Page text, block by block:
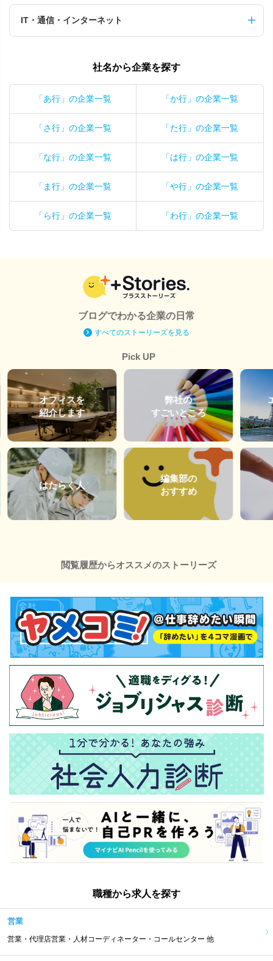
IT・通信・インターネット
社名から企業を探す
「あ行」の企業一覧 「か行」の企業一覧
「さ行」の企業一覧 「た行」の企業一覧
「な行」の企業一覧 「は行」の企業一覧
「ま行」の企業一覧 「や行」の企業一覧
「ら行」の企業一覧 「わ行」の企業一覧
ブログでわかる企業の日常
すべてのストーリーズを見る
Pick UP
オフィスを
紹介します
はたらく人
弊社の
すごいところ
編集部の
おすすめ
閲覧履歴からオススメのストーリーズ
職種から求人を探す
営業
営業・代理店営業・人材コーディネーター・コールセンター 他